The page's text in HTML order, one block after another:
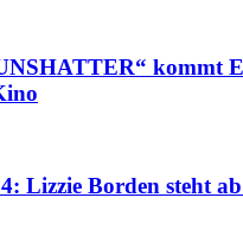
kommt
Lizzie Borden steht